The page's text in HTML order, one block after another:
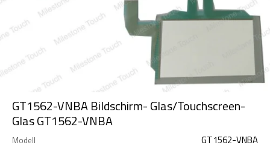
GT1562-VNBA Bildschirm- Glas/Touchscreen-
Glas GT1562-VNBA
Modell GT1562-VNBA